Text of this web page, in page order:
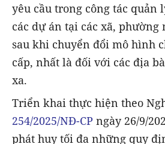
yêu cầu trong công tác quản
các dự án tại các xã,
sau khi chuyển đổi mô hình
cấp, nhất là đối với các địa
xa.
Triển khai thực hiện theo
254/2025/NĐ-CP ngày 26/9/
phát huy tối đa những quy